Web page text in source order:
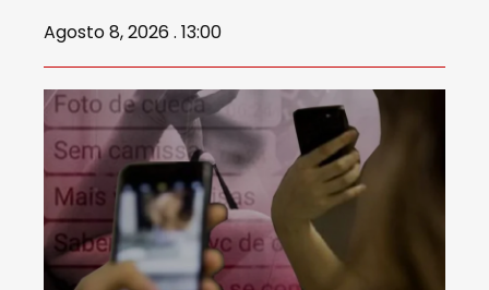
Agosto 8, 2026 . 13:00